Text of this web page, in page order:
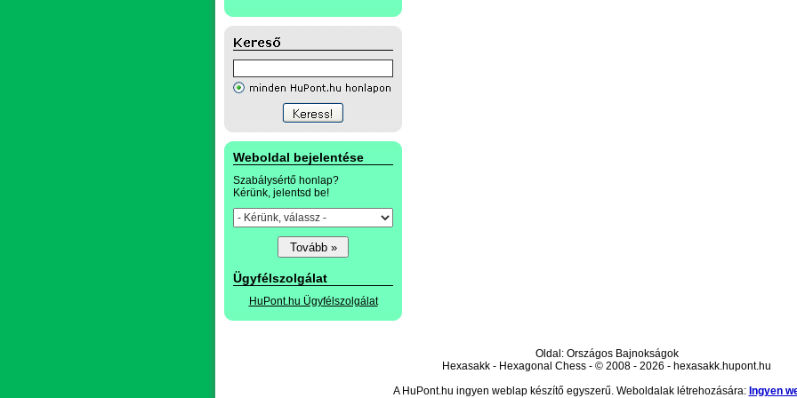
Weboldal bejelentése
Szabálysértő honlap?
Kérünk, jelentsd be!
Ügyfélszolgálat
HuPont.hu Ügyfélszolgálat
Oldal: Országos Bajnokságok
Hexasakk - Hexagonal Chess - © 2008 - 2026 - hexasakk.hupont.hu
A HuPont.hu ingyen weblap készítő egyszerű. Weboldalak létrehozására: Ingyen